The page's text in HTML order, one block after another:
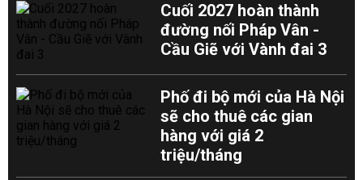
Cuối 2027 hoàn thành
đường nối Pháp Vân -
Cầu Giẽ với Vành đai 3
Phố đi bộ mới của Hà Nội
sẽ cho thuê các gian
hàng với giá 2
triệu/tháng